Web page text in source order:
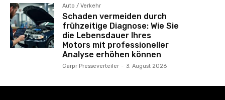
Auto / Verkehr
Schaden vermeiden durch
frühzeitige Diagnose: Wie Sie
die Lebensdauer Ihres
Motors mit professioneller
Analyse erhöhen können
Carpr Presseverteiler - 3. August 2026